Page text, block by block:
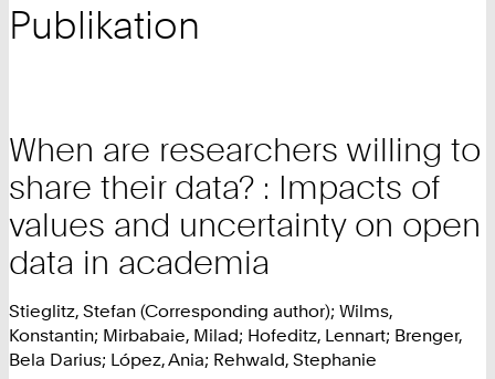
Publikation
When are researchers willing to
share their data? : Impacts of
values and uncertainty on open
data in academia
Stieglitz, Stefan (Corresponding author); Wilms,
Konstantin; Mirbabaie, Milad; Hofeditz, Lennart; Brenger,
Bela Darius; López, Ania; Rehwald, Stephanie